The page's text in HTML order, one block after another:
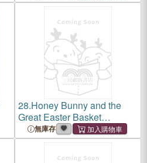
28.Honey Bunny and the
Great Easter Basket
Tradition
無庫存